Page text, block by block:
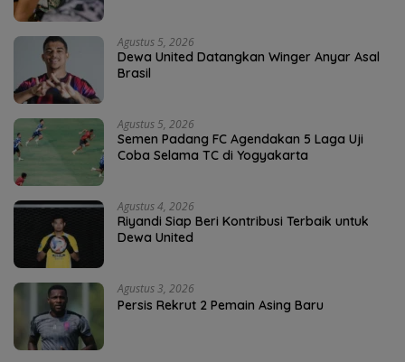
Agustus 5, 2026
Dewa United Datangkan Winger Anyar Asal
Brasil
Agustus 5, 2026
Semen Padang FC Agendakan 5 Laga Uji
Coba Selama TC di Yogyakarta
Agustus 4, 2026
Riyandi Siap Beri Kontribusi Terbaik untuk
Dewa United
Agustus 3, 2026
Persis Rekrut 2 Pemain Asing Baru